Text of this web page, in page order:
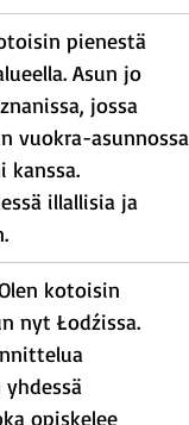
pienestä
Asun jo
jossa
vuokra-asunnossa
kanssa.
illallisia ja
kotoisin
nyt Łodźissa.
yhdessä
opiskelee